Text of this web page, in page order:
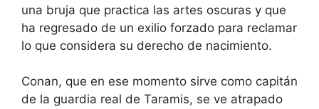
una bruja que practica las artes oscuras y que
ha regresado de un exilio forzado para reclamar
lo que considera su derecho de nacimiento.
Conan, que en ese momento sirve como capitán
de la guardia real de Taramis, se ve atrapado